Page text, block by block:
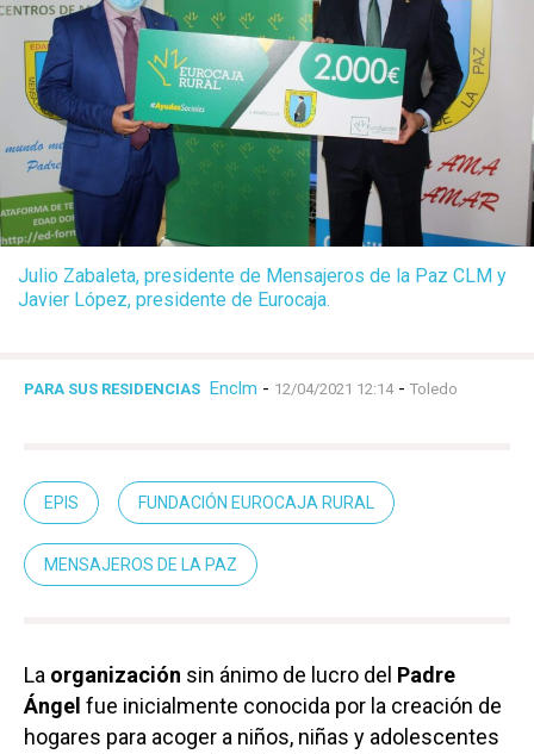
Julio Zabaleta, presidente de Mensajeros de la Paz CLM y
Javier López, presidente de Eurocaja.
PARA SUS RESIDENCIAS Enclm - 12/04/2021 12:14- Toledo
EPIS FUNDACIÓN EUROCAJA RURAL
MENSAJEROS DE LA PAZ
La organización sin ánimo de lucro del Padre
Ángel fue inicialmente conocida por la creación de
hogares para acoger a niños, niñas y adolescentes